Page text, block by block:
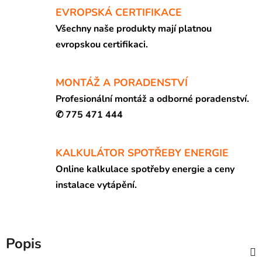
EVROPSKÁ CERTIFIKACE
Všechny naše produkty mají platnou
evropskou certifikaci.
MONTÁŽ A PORADENSTVÍ
Profesionální montáž a odborné poradenství.
✆ 775 471 444
KALKULÁTOR SPOTŘEBY ENERGIE
Online kalkulace spotřeby energie a ceny
instalace vytápění.
Popis